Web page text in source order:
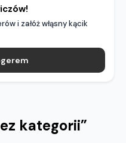
i załóż włąsny kącik
kategorii”